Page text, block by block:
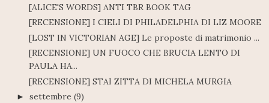
[ALICE'S WORDS] ANTI TBR BOOK TAG
[RECENSIONE] I CIELI DI PHILADELPHIA DI LIZ MOORE
[LOST IN VICTORIAN AGE] Le proposte di matrimonio ...
[RECENSIONE] UN FUOCO CHE BRUCIA LENTO DI
PAULA HA...
[RECENSIONE] STAI ZITTA DI MICHELA MURGIA
► settembre (9)